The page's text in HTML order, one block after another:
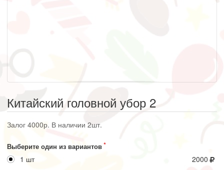
Китайский головной убор 2
Залог 4000р. В наличии 2шт.
Выберите один из вариантов
1 шт 2000